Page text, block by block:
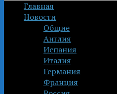
Главная
Новости
Общие
Англия
Испания
Италия
Германия
Франция